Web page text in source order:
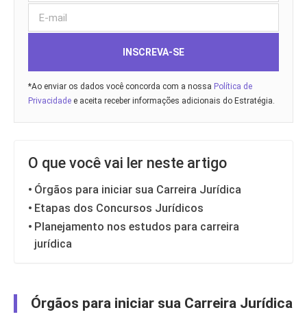
INSCREVA-SE
*Ao enviar os dados você concorda com a nossa Política de
Privacidade e aceita receber informações adicionais do Estratégia.
O que você vai ler neste artigo
Órgãos para iniciar sua Carreira Jurídica
Etapas dos Concursos Jurídicos
Planejamento nos estudos para carreira
jurídica
Órgãos para iniciar sua Carreira Jurídica